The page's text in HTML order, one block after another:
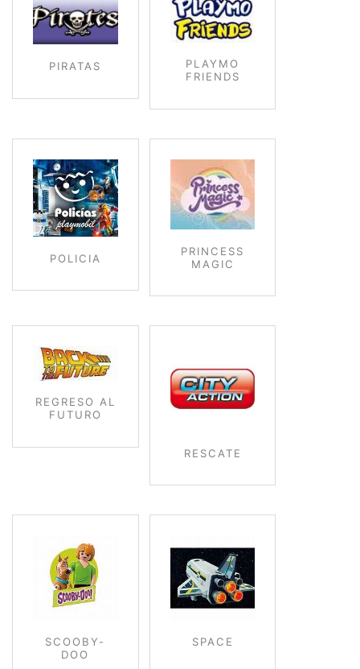
PIRATAS
PLAYMO
FRIENDS
POLICIA
PRINCESS
MAGIC
REGRESO AL
FUTURO
RESCATE
SCOOBY-
DOO
SPACE